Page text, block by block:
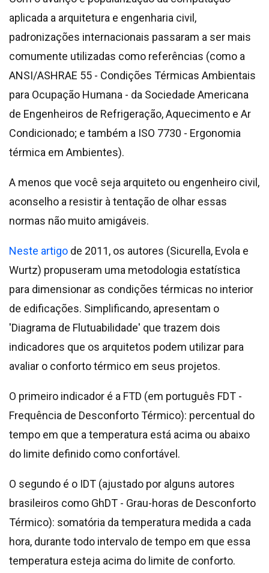
aplicada a arquitetura e engenharia civil,
padronizações internacionais passaram a ser mais
comumente utilizadas como referências (como a
ANSI/ASHRAE 55 - Condições Térmicas Ambientais
para Ocupação Humana - da Sociedade Americana
de Engenheiros de Refrigeração, Aquecimento e Ar
Condicionado; e também a ISO 7730 - Ergonomia
térmica em Ambientes).
A menos que você seja arquiteto ou engenheiro civil,
aconselho a resistir à tentação de olhar essas
normas não muito amigáveis.
Neste artigo de 2011, os autores (Sicurella, Evola e
Wurtz) propuseram uma metodologia estatística
para dimensionar as condições térmicas no interior
de edificações. Simplificando, apresentam o
'Diagrama de Flutuabilidade' que trazem dois
indicadores que os arquitetos podem utilizar para
avaliar o conforto térmico em seus projetos.
O primeiro indicador é a FTD (em português FDT -
Frequência de Desconforto Térmico): percentual do
tempo em que a temperatura está acima ou abaixo
do limite definido como confortável.
O segundo é o IDT (ajustado por alguns autores
brasileiros como GhDT - Grau-horas de Desconforto
Térmico): somatória da temperatura medida a cada
hora, durante todo intervalo de tempo em que essa
temperatura esteja acima do limite de conforto.